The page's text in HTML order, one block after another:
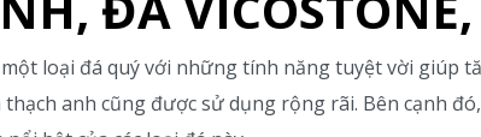
loại đá quý với những tính năng tuyệt vời giúp
anh cũng được sử dụng rộng rãi. Bên cạnh